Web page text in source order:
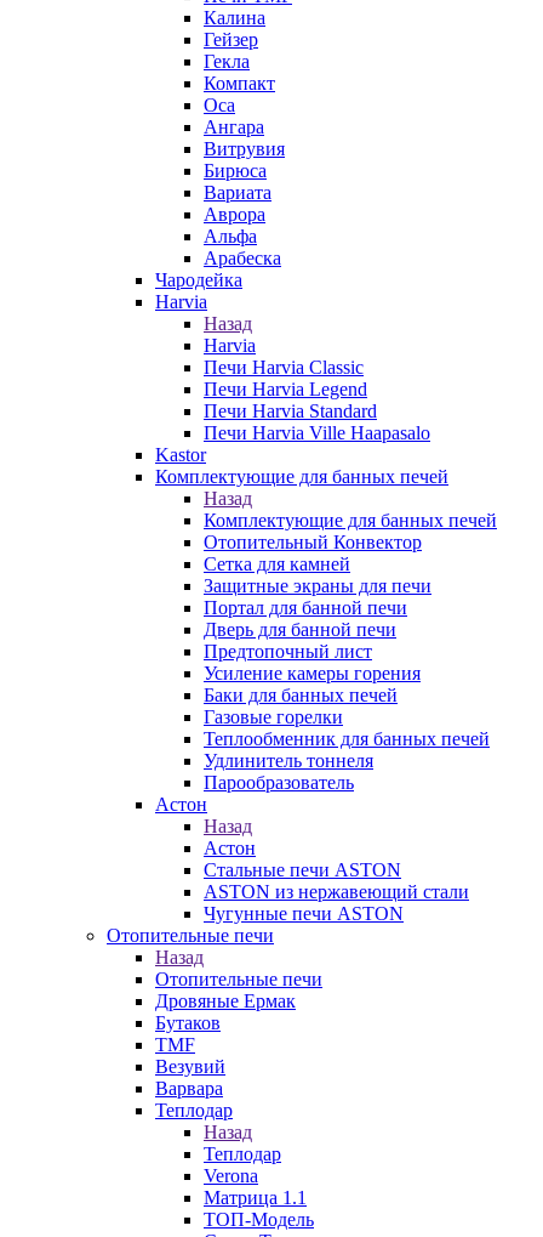
Калина
Гейзер
Гекла
Компакт
Оса
Ангара
Витрувия
Бирюса
Вариата
Аврора
Альфа
Арабеска
Чародейка
Harvia
Назад
Harvia
Печи Harvia Classic
Печи Harvia Legend
Печи Harvia Standard
Печи Harvia Ville Haapasalo
Kastor
Комплектующие для банных печей
Назад
Комплектующие для банных печей
Отопительный Конвектор
Сетка для камней
Защитные экраны для печи
Портал для банной печи
Дверь для банной печи
Предтопочный лист
Усиление камеры горения
Баки для банных печей
Газовые горелки
Теплообменник для банных печей
Удлинитель тоннеля
Парообразователь
Астон
Назад
Астон
Стальные печи ASTON
ASTON из нержавеющий стали
Чугунные печи ASTON
Отопительные печи
Назад
Отопительные печи
Дровяные Ермак
Бутаков
TMF
Везувий
Варвара
Теплодар
Назад
Теплодар
Verona
Матрица 1.1
ТОП-Модель